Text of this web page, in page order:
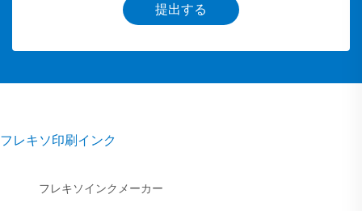
提出する
フレキソ印刷インク
フレキソインクメーカー